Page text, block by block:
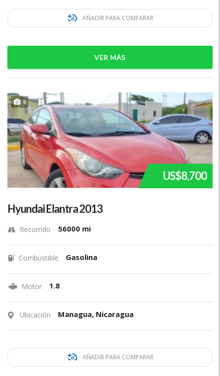
AÑADIR PARA COMPARAR
VER MÁS
6
US$8,700
Hyundai Elantra 2013
Recorrido 56000 mi
Combustible Gasolina
Motor 1.8
Ubicación Managua, Nicaragua
AÑADIR PARA COMPARAR